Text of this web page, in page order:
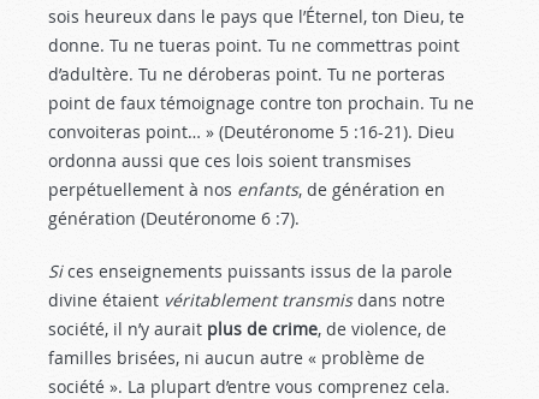
sois heureux dans le pays que l’Éternel, ton Dieu, te
donne. Tu ne tueras point. Tu ne commettras point
d’adultère. Tu ne déroberas point. Tu ne porteras
point de faux témoignage contre ton prochain. Tu ne
convoiteras point… » (Deutéronome 5 :16-21). Dieu
ordonna aussi que ces lois soient transmises
perpétuellement à nos enfants, de génération en
génération (Deutéronome 6 :7).
Sices enseignements puissants issus de la parole
divine étaient véritablement transmisdans notre
société, il n’y aurait plus de crime, de violence, de
familles brisées, ni aucun autre « problème de
société ». La plupart d’entre vous comprenez cela.